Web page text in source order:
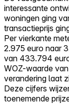
interessante
woningen ging
transactieprijs
Per vierkante
2.975 euro naar
van 433.794
WOZ-waarde
verandering laat
Deze cijfers
toenemende